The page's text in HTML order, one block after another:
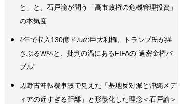
と」と、石戸諭が問う「高市政権の危機管理投資」
の本気度
4年で収入130億ドルの巨大利権。トランプ氏が揺
さぶるW杯と、批判の渦にあるFIFAの“過密金権バ
ブル”
辺野古沖転覆事故で見えた「基地反対派と沖縄メデ
ィアの近すぎる距離」と形骸化した理念＜石戸諭＞